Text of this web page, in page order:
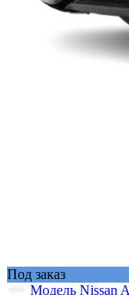
Под заказ
Модель Nissan